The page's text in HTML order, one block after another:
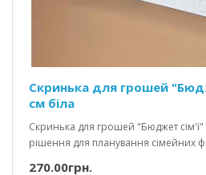
Скринька для грошей
см біла
Скринька для грошей "Бюджет сім'ї"
рішення для планування сімейних
270.00грн.